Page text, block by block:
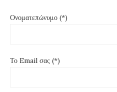
Ονοματεπώνυμο (*)
Το Email σας (*)